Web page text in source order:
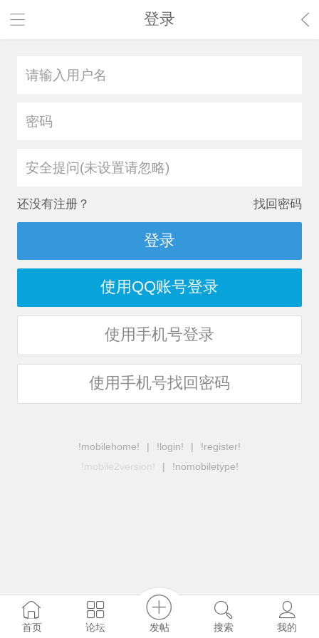
登录
安全提问(未设置请忽略)
还没有注册？ 找回密码
登录
使用QQ账号登录
使用手机号登录
使用手机号找回密码
!mobilehome! | !login! |
!register!
!mobile2version!
| !nomobiletype!
首页 论坛 发帖 搜索 我的